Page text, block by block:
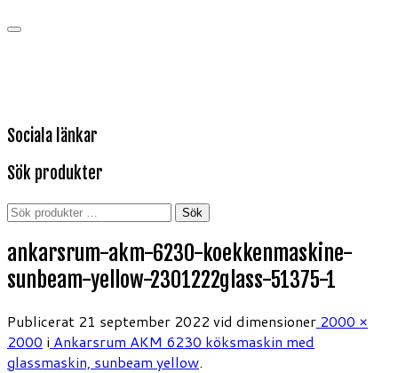
Sociala länkar
Sök produkter
Sök
Sök
ankarsrum-akm-6230-koekkenmaskine-
sunbeam-yellow-2301222glass-51375-1
Publicerat 21 september 2022 vid dimensioner 2000 ×
2000 i Ankarsrum AKM 6230 köksmaskin med
glassmaskin, sunbeam yellow.